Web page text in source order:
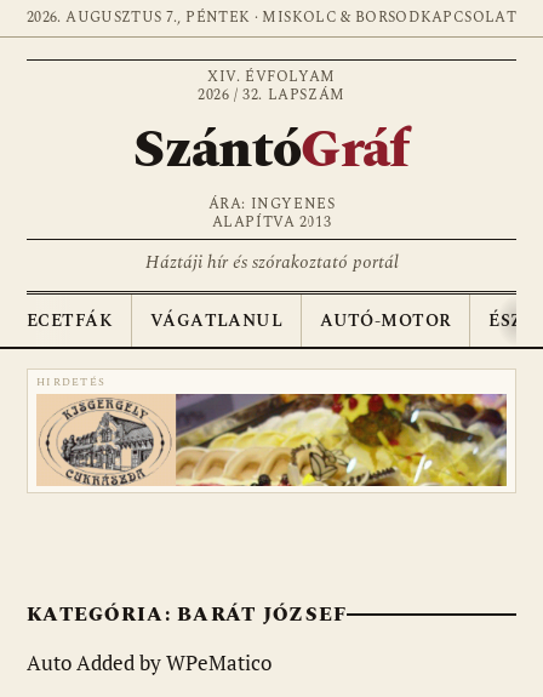
2026. AUGUSZTUS 7., PÉNTEK · MISKOLC & BORSODKAPCSOLAT
XIV. ÉVFOLYAM
2026 / 32. LAPSZÁM
SzántóGráf
ÁRA: INGYENES
ALAPÍTVA 2013
Háztáji hír és szórakoztató portál
ECETFÁK VÁGATLANUL AUTÓ-MOTOR
HIRDETÉS
KATEGÓRIA:BARÁT JÓZSEF
Auto Added by WPeMatico